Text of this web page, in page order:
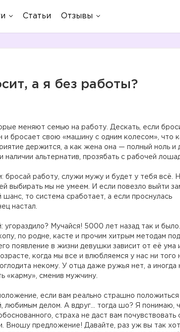
Статьи Отзывы
а я без работы?
меняют семью на работу. Дескать, если
и бросает свою «машину с одним колесом», что
держится, а как жена она — полный ноль и
наличии альтернатив, прозябать с рабочей
бросай работу, служи мужу и будет у тебя всё.
выбирать мы не умеем. И если повезло выйти
шанс, то система сработает, а если проснулась
настал.
угораздило? Мучайся! 5000 лет назад так и
по родне, касте и прочим хитрым методам
появление в жизни девушки зависит от её ума
когда мы все и влюбляемся у нас ни того
некому. У отца даже ружья нет, а иногда
«карму», сменив мужчину.
если вам реально страшно положиться
любимым делом. А вдруг… тогда шо? Я понимаю,
страха не даст вам почувствовать
Вношу предложение! Давайте, раз уж вы так